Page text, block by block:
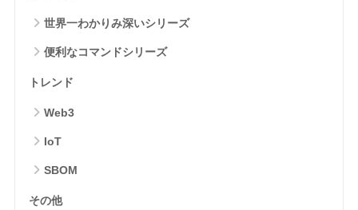
世界一わかりみ深いシリーズ
便利なコマンドシリーズ
トレンド
Web3
IoT
SBOM
その他